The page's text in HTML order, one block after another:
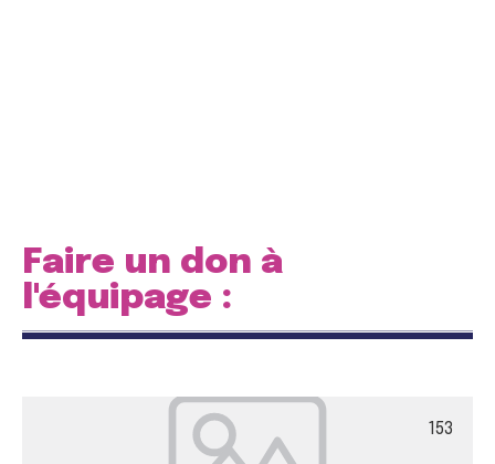
Faire un don à
l'équipage :
153